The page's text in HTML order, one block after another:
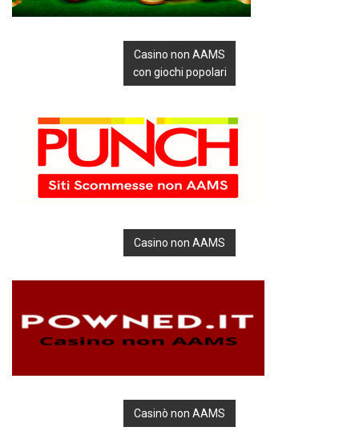
Casino non AAMS
con giochi popolari
Casino non AAMS
Casinò non AAMS